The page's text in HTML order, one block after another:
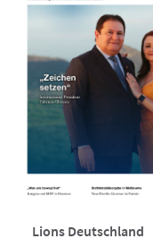
Lions Deutschland